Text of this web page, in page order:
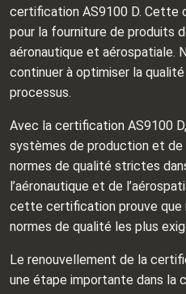
certification AS9100 D.
pour la fourniture de produits
aéronautique et aérospatiale.
continuer à optimiser la
processus.
Avec la certification AS9100
systèmes de production et
normes de qualité strictes
l’aéronautique et de
cette certification prouve que
normes de qualité les plus
Le renouvellement de la
une étape importante dans la